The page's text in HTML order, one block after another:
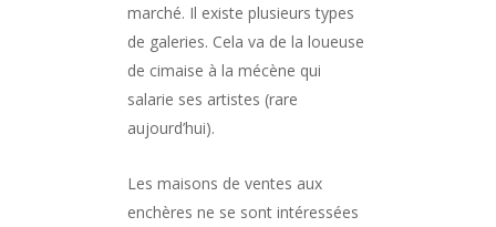
marché. Il existe plusieurs types
de galeries. Cela va de la loueuse
de cimaise à la mécène qui
salarie ses artistes (rare
aujourd’hui).
Les maisons de ventes aux
enchères ne se sont intéressées